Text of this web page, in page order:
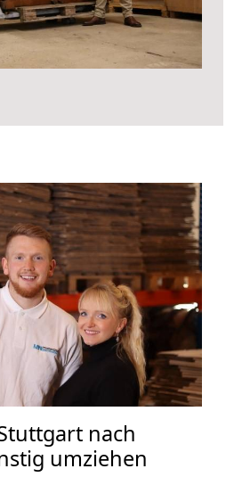
nach
umziehen